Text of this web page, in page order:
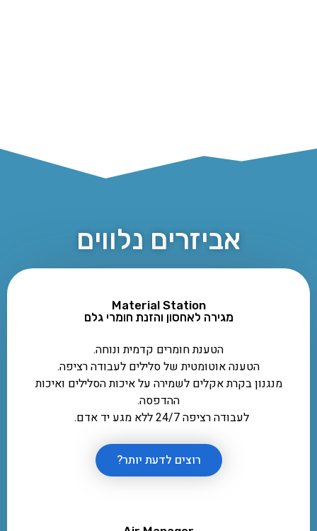
אביזרים נלווים
Material Station
מגירה לאחסון והזנת חומרי גלם
הטענת חומרים קדמית ונוחה.
הטענה אוטומטית של סלילים לעבודה רציפה.
מנגנון בקרת אקלים לשמירה על איכות הסלילים ואיכות
ההדפסה.
לעבודה רציפה 24/7 ללא מגע יד אדם.
רוצים לדעת יותר?